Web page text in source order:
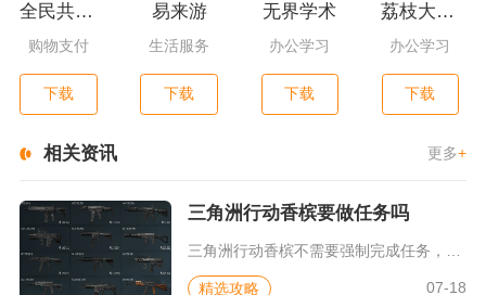
全民共享平台
购物支付
下载
易来游
生活服务
下载
无界学术
办公学习
下载
荔枝大夫医生版
办公学习
下载
相关资讯 更多+
三角洲行动香槟要做任务吗
精选攻略 07-18